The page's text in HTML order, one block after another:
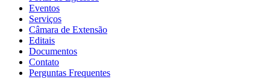
Eventos
Serviços
Câmara de Extensão
Editais
Documentos
Contato
Perguntas Frequentes